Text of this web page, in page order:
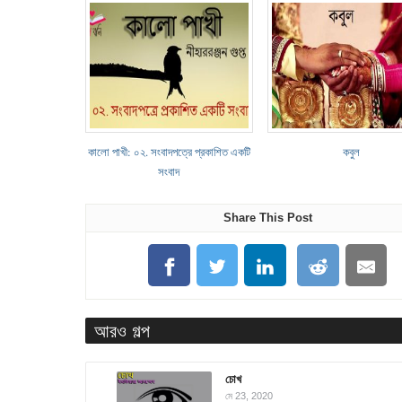
কালো পাখী: ০২. সংবাদপত্রে প্রকাশিত একটি
সংবাদ
কবুল
Share This Post
আরও গল্প
চোখ
মে 23, 2020